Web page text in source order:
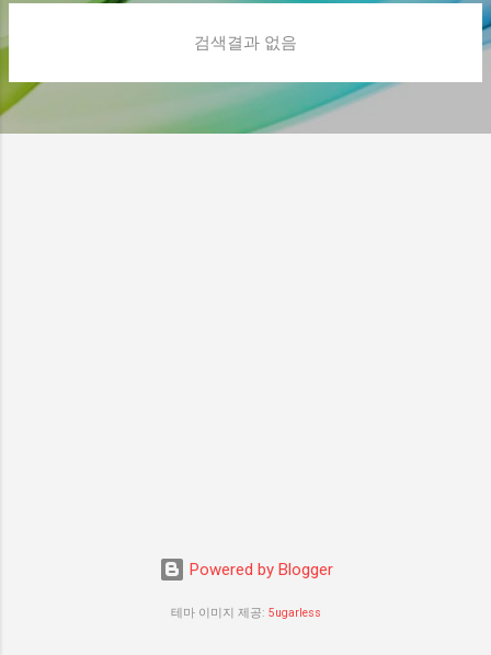
검색결과 없음
Powered by Blogger
테마 이미지 제공: 5ugarless